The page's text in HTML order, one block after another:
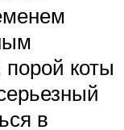
коты
в